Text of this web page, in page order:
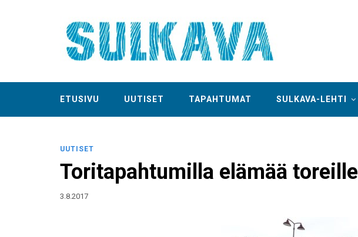
ETUSIVU UUTISET TAPAHTUMAT SULKAVA-LEHTI
UUTISET
Toritapahtumilla elämää toreille
3.8.2017